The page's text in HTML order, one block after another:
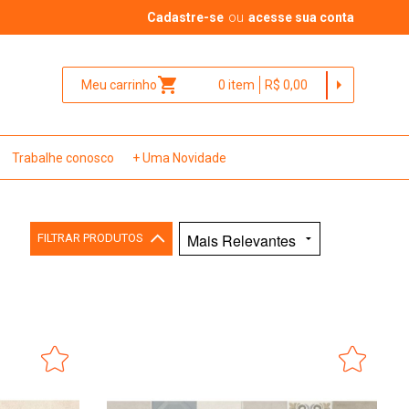
Cadastre-se ou acesse sua conta
Meu carrinhoshopping_cart 0item R$ 0,00 arrow_right
Trabalhe conosco + Uma Novidade
FILTRAR PRODUTOS